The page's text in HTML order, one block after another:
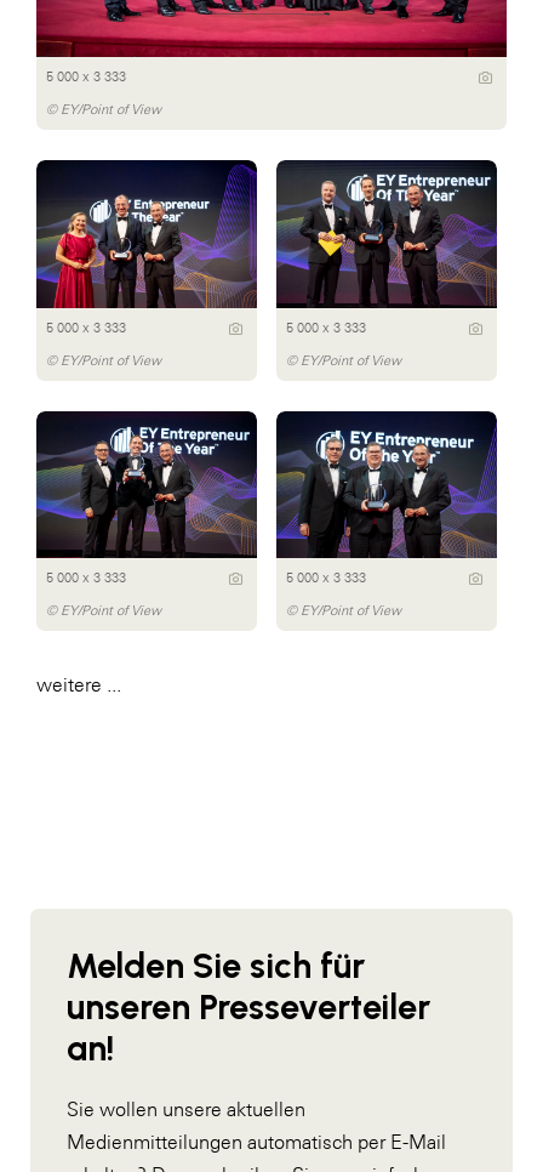
5 000 x 3 333
© EY/Point of View
5 000 x 3 333
© EY/Point of View
5 000 x 3 333
© EY/Point of View
5 000 x 3 333
© EY/Point of View
5 000 x 3 333
© EY/Point of View
weitere ...
Melden Sie sich für
unseren Presseverteiler
an!
Sie wollen unsere aktuellen
Medienmitteilungen automatisch per E-Mail